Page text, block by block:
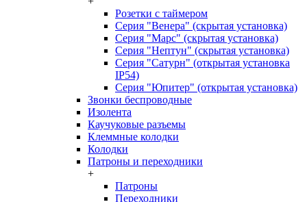
Розетки с таймером
Серия "Венера" (скрытая установка)
Серия "Марс" (скрытая установка)
Серия "Нептун" (скрытая установка)
Серия "Сатурн" (открытая установка
IP54)
Серия "Юпитер" (открытая установка)
Звонки беспроводные
Изолента
Каучуковые разъемы
Клеммные колодки
Колодки
Патроны и переходники
+
Патроны
Переходники